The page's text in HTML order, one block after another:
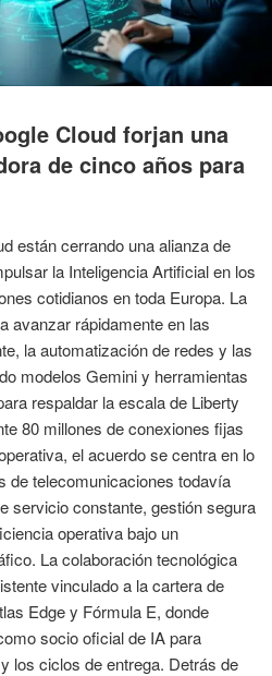
Cloud forjan una
de cinco años para
están cerrando una alianza de
la Inteligencia Artificial en los
cotidianos en toda Europa. La
avanzar rápidamente en las
la automatización de redes y las
modelos Gemini y herramientas
respaldar la escala de Liberty
80 millones de conexiones fijas
el acuerdo se centra en lo
de telecomunicaciones todavía
servicio constante, gestión segura
operativa bajo un
La colaboración tecnológica
vinculado a la cartera de
Edge y Fórmula E, donde
socio oficial de IA para
los ciclos de entrega. Detrás de